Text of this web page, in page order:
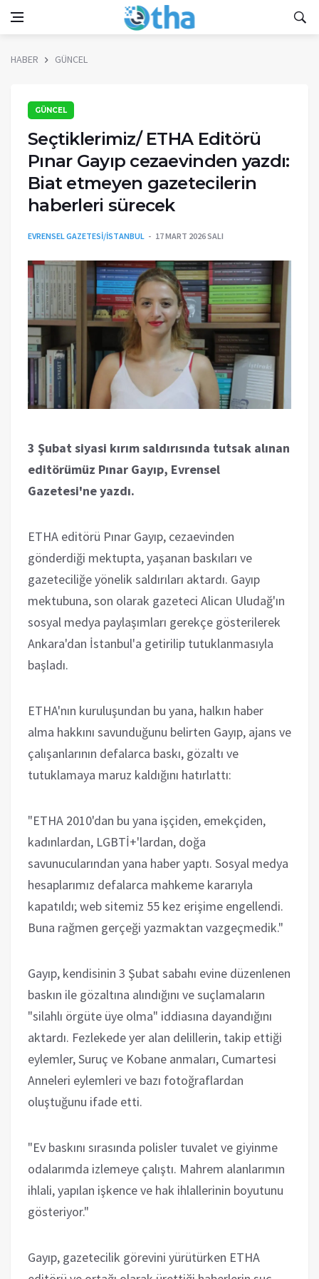
HABER GÜNCEL
GÜNCEL
Seçtiklerimiz/ ETHA Editörü
Pınar Gayıp cezaevinden yazdı:
Biat etmeyen gazetecilerin
haberleri sürecek
EVRENSEL GAZETESİ/İSTANBUL 17 MART 2026 SALI
3 Şubat siyasi kırım saldırısında tutsak alınan
editörümüz Pınar Gayıp, Evrensel
Gazetesi'ne yazdı.
ETHA editörü Pınar Gayıp, cezaevinden
gönderdiği mektupta, yaşanan baskıları ve
gazeteciliğe yönelik saldırıları aktardı. Gayıp
mektubuna, son olarak gazeteci Alican Uludağ'ın
sosyal medya paylaşımları gerekçe gösterilerek
Ankara'dan İstanbul'a getirilip tutuklanmasıyla
başladı.
ETHA'nın kuruluşundan bu yana, halkın haber
alma hakkını savunduğunu belirten Gayıp, ajans ve
çalışanlarının defalarca baskı, gözaltı ve
tutuklamaya maruz kaldığını hatırlattı:
"ETHA 2010'dan bu yana işçiden, emekçiden,
kadınlardan, LGBTİ+'lardan, doğa
savunucularından yana haber yaptı. Sosyal medya
hesaplarımız defalarca mahkeme kararıyla
kapatıldı; web sitemiz 55 kez erişime engellendi.
Buna rağmen gerçeği yazmaktan vazgeçmedik."
Gayıp, kendisinin 3 Şubat sabahı evine düzenlenen
baskın ile gözaltına alındığını ve suçlamaların
"silahlı örgüte üye olma" iddiasına dayandığını
aktardı. Fezlekede yer alan delillerin, takip ettiği
eylemler, Suruç ve Kobane anmaları, Cumartesi
Anneleri eylemleri ve bazı fotoğraflardan
oluştuğunu ifade etti.
"Ev baskını sırasında polisler tuvalet ve giyinme
odalarımda izlemeye çalıştı. Mahrem alanlarımın
ihlali, yapılan işkence ve hak ihlallerinin boyutunu
gösteriyor."
Gayıp, gazetecilik görevini yürütürken ETHA